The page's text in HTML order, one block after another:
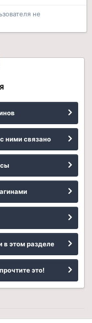
не
ними связано
в этом разделе
это!